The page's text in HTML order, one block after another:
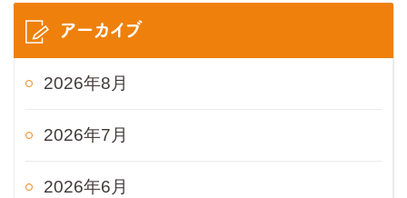
アーカイブ
2026年8月
2026年7月
2026年6月